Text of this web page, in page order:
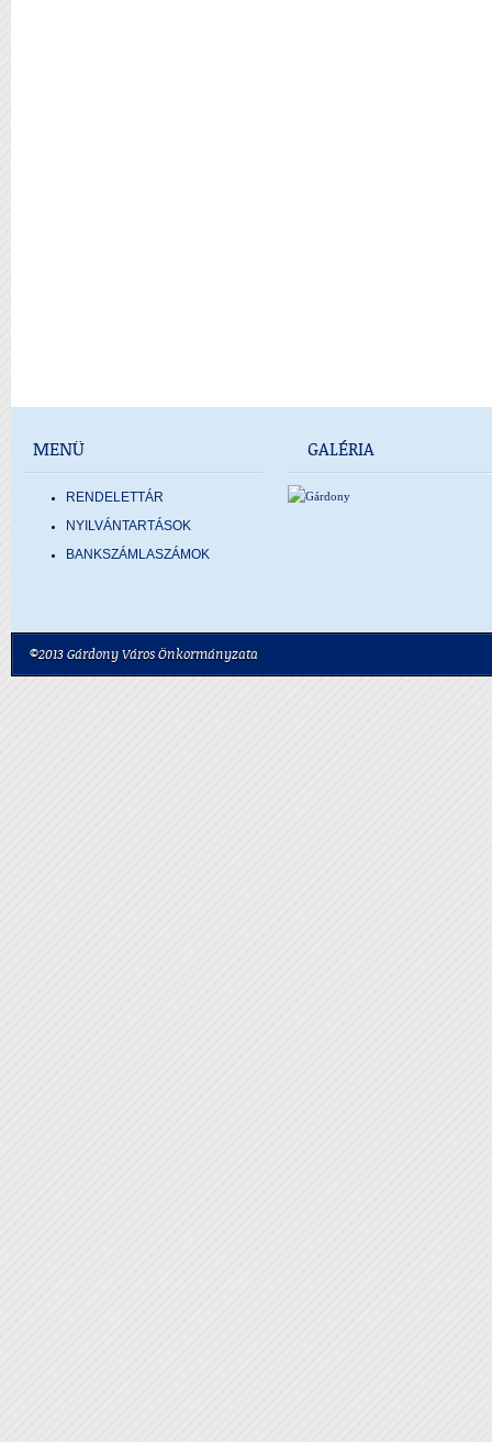
MENÜ
RENDELETTÁR
NYILVÁNTARTÁSOK
BANKSZÁMLASZÁMOK
GALÉRIA
©2013 Gárdony Város Önkormányzata